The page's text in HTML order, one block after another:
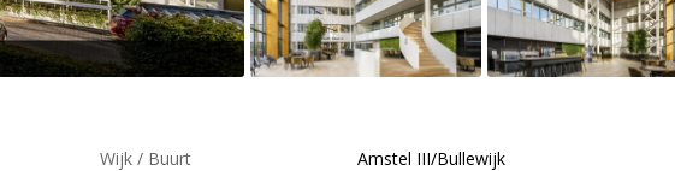
Wijk / Buurt Amstel III/Bullewijk